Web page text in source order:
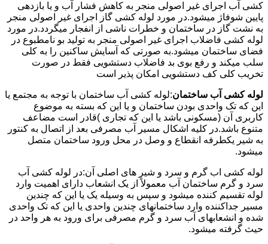
کشی آب اجرای غیر اصولی منجر به کاهش فشار آب و یا بازدهی
پایین شوفاژ میشود.در مورد لوله کشی گاز اجرای غیر اصولی منجر
به نشت گاز در ساختمان و خطرات ناشی از انفجار میگردد.در مورد
لوله کشی فاضلاب اجرای غیر اصولی منجر به تولید بو نامطبوع در
فضای ساختمان میشود.به صورتی که آسایش ساکنین را به کلی
سلب میکند و رفع بوی بد فاضلاب دستشویی فقط در صورت
تخریب کلی کف دستشویی امکان پذیر است
لوله کشی آب ساختمان:لوله کشی آب ساختمان با توجه به مجتمع یا
این که تک واحدی بودن ساختمان و یا این که بسته به موضوع
کاربری آن (مسکونی باشد یا این که تجاری )قادر است مضاعف
متنوع باشد.در کلیه اشکال مسیر آب مصرفی بعد از اتصال به کنتور
به شیر یکطرفه انقطاع و وصل در محل ورود ساختمان متصل
میشود.
لوله کشی اب گرم و سرد و شیر های اصلی آن:در لوله کشی آب
سرد و گرم ساختمان آب معمولاً از یک انشعاب دارای اهمیت وارد
لوله تقسیم کننده میشود و سپس به وسیله یک یا این که چندین
مسیر جداکننده وارد ساختمانهای چندین واحدی یا این که تک واحدی
شده و انشعابهای آب سرد و گرم مصرفی برای ورود به هر واحد در
حیث گرفته میشود.